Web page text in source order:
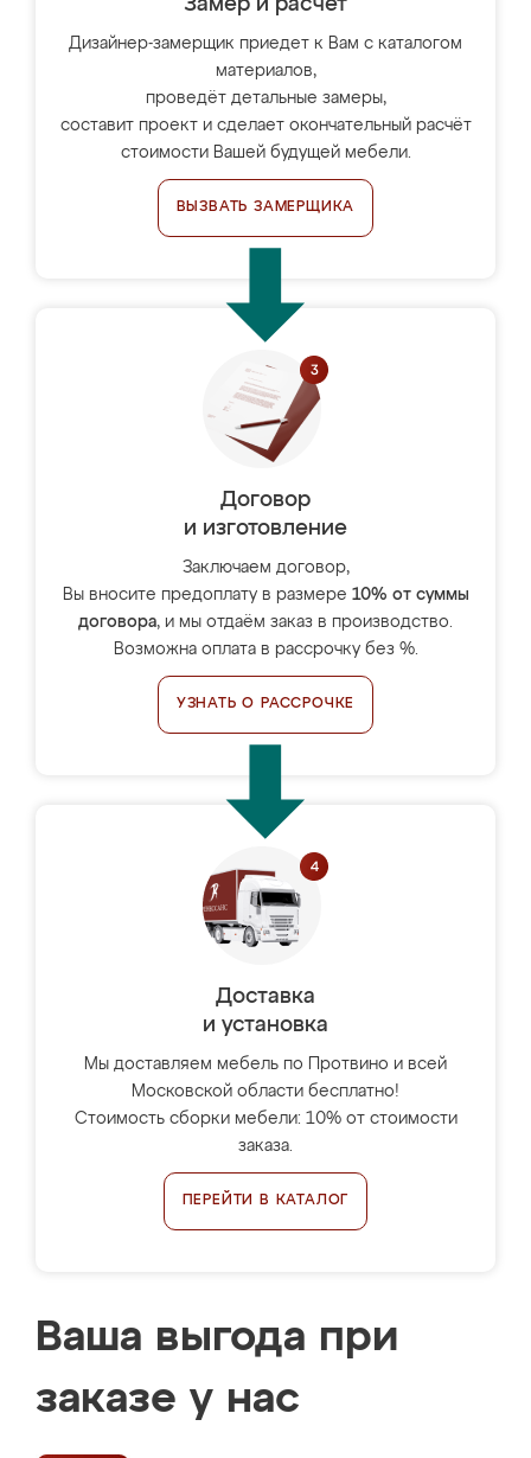
Замер и расчет
Дизайнер-замерщик приедет к Вам с каталогом
материалов,
проведёт детальные замеры,
составит проект и сделает окончательный расчёт
стоимости Вашей будущей мебели.
ВЫЗВАТЬ ЗАМЕРЩИКА
Договор
и изготовление
Заключаем договор,
Вы вносите предоплату в размере 10% от суммы
договора, и мы отдаём заказ в производство.
Возможна оплата в рассрочку без %.
УЗНАТЬ О РАССРОЧКЕ
Доставка
и установка
Мы доставляем мебель по Протвино и всей
Московской области бесплатно!
Стоимость сборки мебели: 10% от стоимости
заказа.
ПЕРЕЙТИ В КАТАЛОГ
Ваша выгода при
заказе у нас